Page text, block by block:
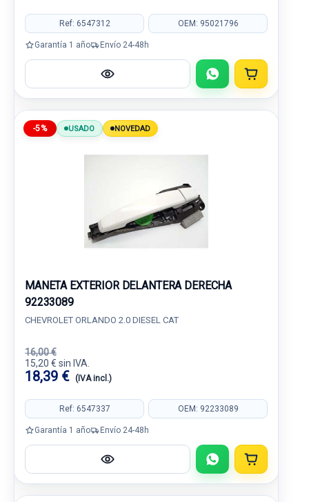
Ref: 6547312 OEM: 95021796
Garantía 1 año Envío 24-48h
-5% USADO NOVEDAD
MANETA EXTERIOR DELANTERA DERECHA
92233089
CHEVROLET ORLANDO 2.0 DIESEL CAT
16,00 €
15,20 € sin IVA.
18,39 € (IVA incl.)
Ref: 6547337 OEM: 92233089
Garantía 1 año Envío 24-48h